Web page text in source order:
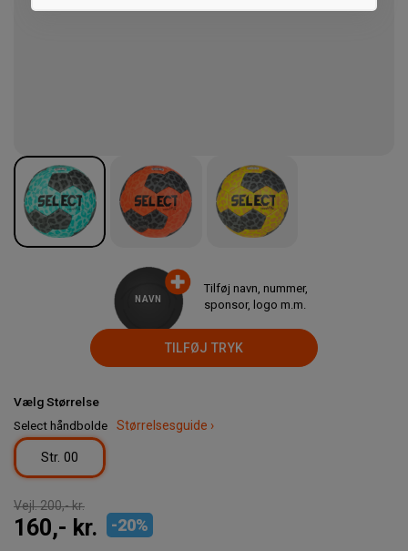
NAVN
Tilføj navn, nummer,
sponsor, logo m.m.
TILFØJ TRYK
Vælg Størrelse
Select håndbolde
Størrelsesguide ›
Str. 00
Vejl.200,- kr.
160,- kr. -20%